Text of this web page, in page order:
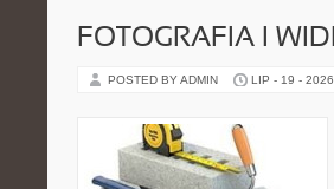
FOTOGRAFIA I
POSTED BY ADMIN LIP - 19 - 2026